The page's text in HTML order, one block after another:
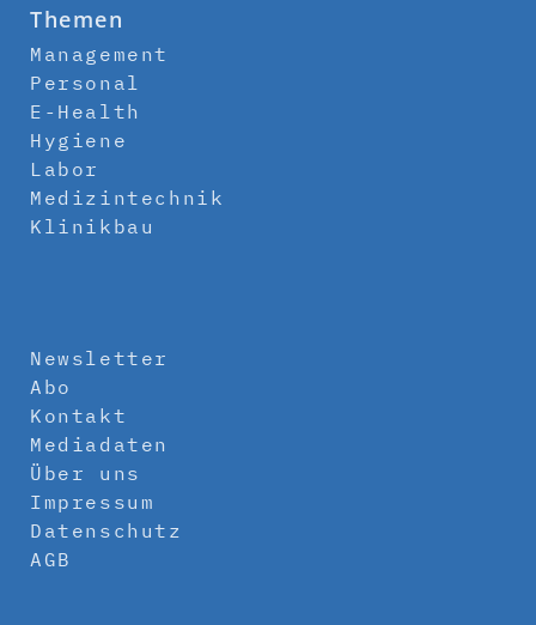
Themen
Management
Personal
E-Health
Hygiene
Labor
Medizintechnik
Klinikbau
Newsletter
Abo
Kontakt
Mediadaten
Über uns
Impressum
Datenschutz
AGB